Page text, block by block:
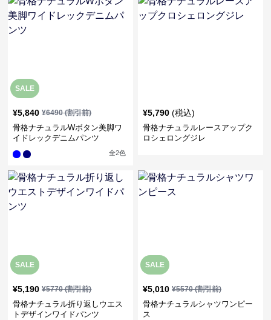
SALE
¥5,840 ¥6490(割引前)
骨格ナチュラルWボタン美脚ワ
イドレックデニムパンツ
全2色
¥5,790 (税込)
骨格ナチュラルレースアップク
ロシェロングジレ
SALE
¥5,190 ¥5770(割引前)
骨格ナチュラル折り返しウエス
トデザインワイドパンツ
SALE
¥5,010 ¥5570(割引前)
骨格ナチュラルシャツワンピー
ス